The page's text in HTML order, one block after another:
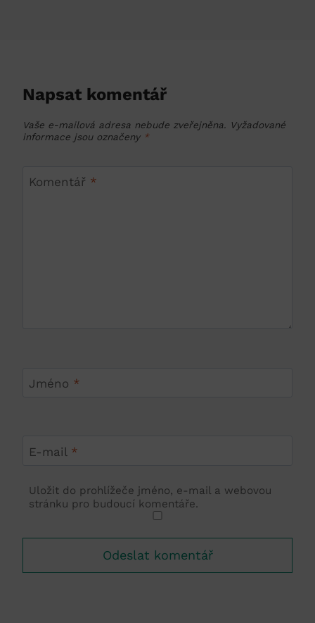
Napsat komentář
Vaše e-mailová adresa nebude zveřejněna. Vyžadované
informace jsou označeny *
Komentář *
Jméno *
E-mail *
Uložit do prohlížeče jméno, e-mail a webovou
stránku pro budoucí komentáře.